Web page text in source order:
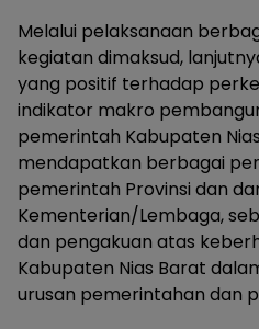
Melalui pelaksanaan
kegiatan dimaksud,
yang positif terhadap
indikator makro
pemerintah Kabupaten
mendapatkan berbagai
pemerintah Provinsi dan
Kementerian/Lembaga,
dan pengakuan atas
Kabupaten Nias Barat
urusan pemerintahan dan